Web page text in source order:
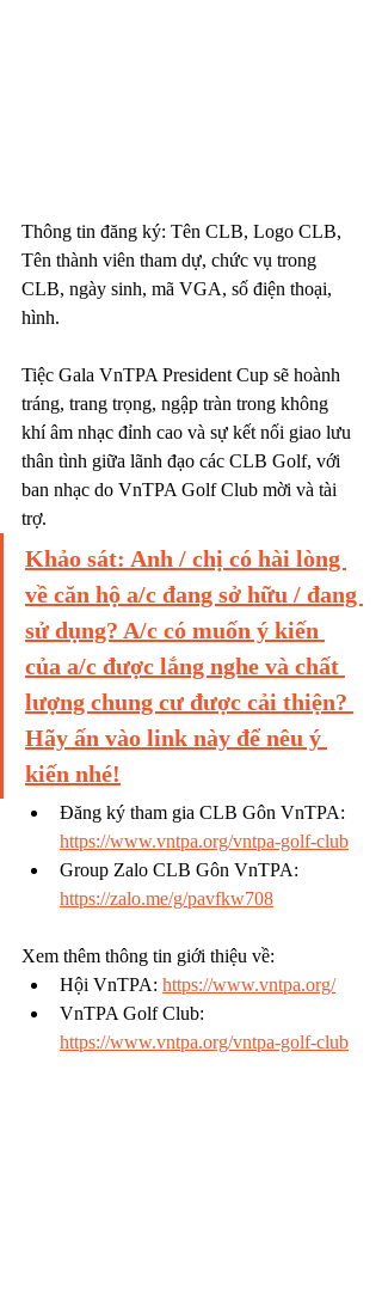
Thông tin đăng ký: Tên CLB, Logo CLB,
Tên thành viên tham dự, chức vụ trong
CLB, ngày sinh, mã VGA, số điện thoại,
hình.
Tiệc Gala VnTPA President Cup sẽ hoành
tráng, trang trọng, ngập tràn trong không
khí âm nhạc đỉnh cao và sự kết nối giao lưu
thân tình giữa lãnh đạo các CLB Golf, với
ban nhạc do VnTPA Golf Club mời và tài
trợ.
Khảo sát: Anh / chị có hài lòng
về căn hộ a/c đang sở hữu / đang
sử dụng? A/c có muốn ý kiến
của a/c được lắng nghe và chất
lượng chung cư được cải thiện?
Hãy ấn vào link này để nêu ý
kiến nhé!
Đăng ký tham gia CLB Gôn VnTPA:
https://www.vntpa.org/vntpa-golf-club
Group Zalo CLB Gôn VnTPA:
https://zalo.me/g/pavfkw708
Xem thêm thông tin giới thiệu về:
Hội VnTPA: https://www.vntpa.org/
VnTPA Golf Club:
https://www.vntpa.org/vntpa-golf-club